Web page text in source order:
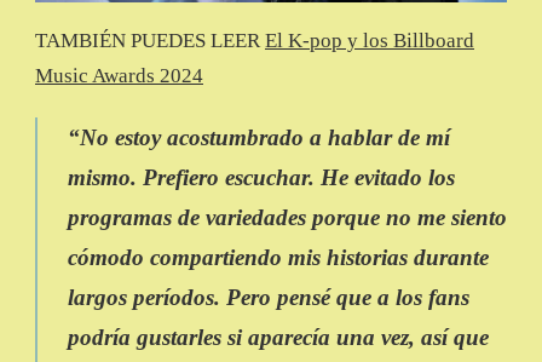
TAMBIÉN PUEDES LEER El K-pop y los Billboard
Music Awards 2024
“No estoy acostumbrado a hablar de mí
mismo. Prefiero escuchar. He evitado los
programas de variedades porque no me siento
cómodo compartiendo mis historias durante
largos períodos. Pero pensé que a los fans
podría gustarles si aparecía una vez, así que